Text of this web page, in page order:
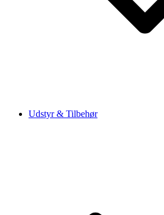
Udstyr & Tilbehør